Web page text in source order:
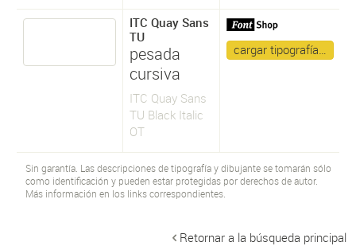
ITC Quay Sans
TU
pesada
cursiva
ITC Quay Sans
TU Black Italic
OT
cargar tipografía…
Sin garantía. Las descripciones de tipografía y dibujante se tomarán sólo
como identificación y pueden estar protegidas por derechos de autor.
Más información en los links correspondientes.
Retornar a la búsqueda principal